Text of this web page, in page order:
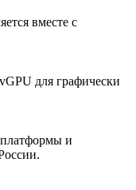
вместе с
для графически
и